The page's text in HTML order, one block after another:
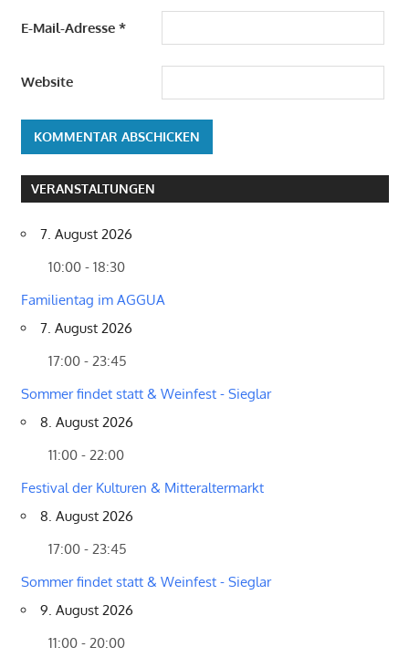
E-Mail-Adresse *
Website
VERANSTALTUNGEN
7. August 2026
10:00 - 18:30
Familientag im AGGUA
7. August 2026
17:00 - 23:45
Sommer findet statt & Weinfest - Sieglar
8. August 2026
11:00 - 22:00
Festival der Kulturen & Mitteraltermarkt
8. August 2026
17:00 - 23:45
Sommer findet statt & Weinfest - Sieglar
9. August 2026
11:00 - 20:00